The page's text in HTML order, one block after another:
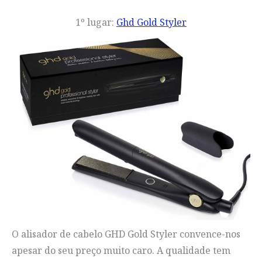
1º lugar: Ghd Gold Styler
O alisador de cabelo GHD Gold Styler convence-nos
apesar do seu preço muito caro. A qualidade tem